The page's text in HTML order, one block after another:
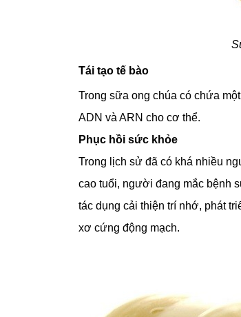
Tái tạo tế bào
Trong sữa ong chúa có chứa
ADN và ARN cho cơ thể.
Phục hồi sức khỏe
Trong lịch sử đã có khá nhiều
cao tuổi, người đang mắc bệnh
tác dụng cải thiện trí nhớ, phát
xơ cứng động mạch.